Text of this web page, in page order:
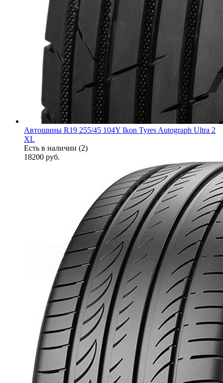
Автошины R19 255/45 104Y Ikon Tyres Autograph Ultra 2
XL
Есть в наличии (2)
18200 руб.